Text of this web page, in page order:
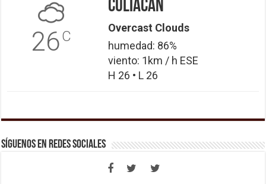
26C
Culiacán
Overcast Clouds
humedad: 86%
viento: 1km / h ESE
H 26 • L 26
Síguenos en Redes Sociales